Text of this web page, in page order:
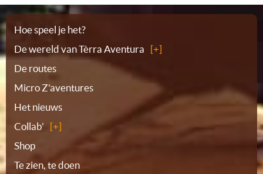
Plattegrond
Hoe speel je het?
De wereld van Tèrra Aventura
De routes
Micro Z'aventures
Het nieuws
Collab'
Shop
Te zien, te doen